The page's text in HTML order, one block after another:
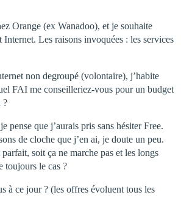
Orange (ex Wanadoo), et je souhaite
Internet. Les raisons invoquées : les services
non degroupé (volontaire), j’habite
FAI me conseilleriez-vous pour un budget
?
pense que j’aurais pris sans hésiter Free.
de cloche que j’en ai, je doute un peu.
parfait, soit ça ne marche pas et les longs
toujours le cas ?
à ce jour ? (les offres évoluent tous les